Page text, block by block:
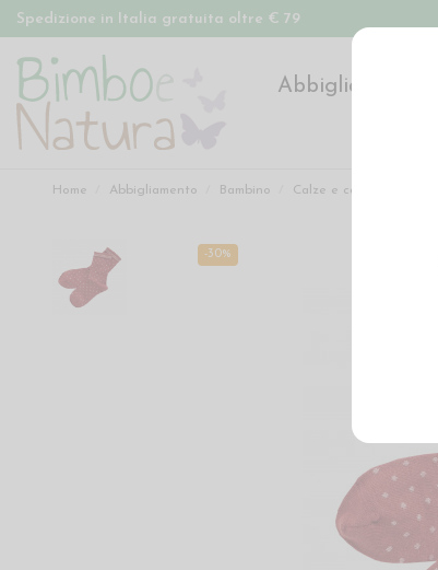
Spedizione in Italia gratuita oltre € 79
Abbigliamento
Home Abbigliamento Bambino Calze e calzamaglie
-30%